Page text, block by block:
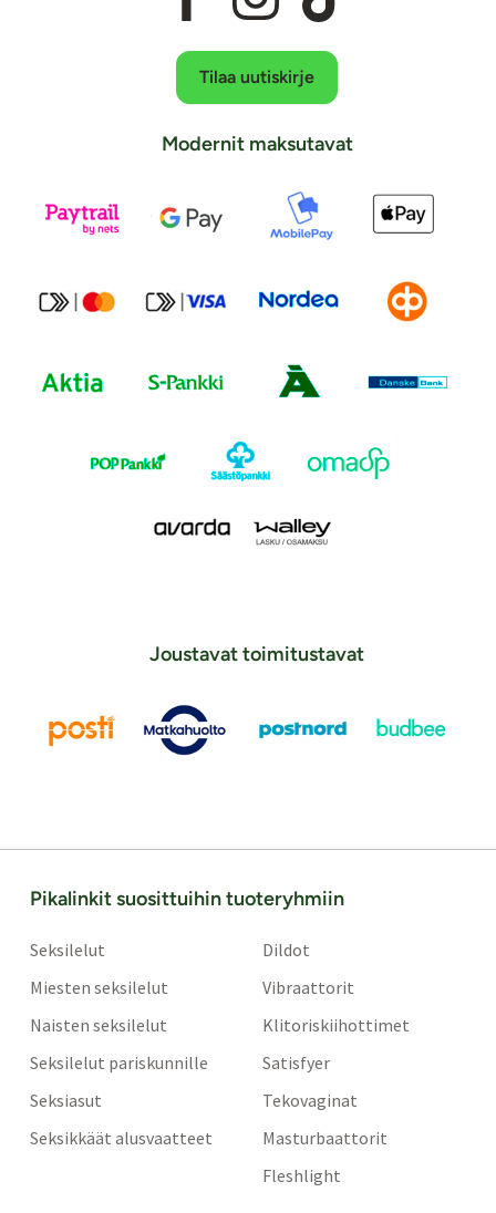
Tilaa uutiskirje
Modernit maksutavat
Joustavat toimitustavat
Pikalinkit suosittuihin tuoteryhmiin
Seksilelut
Miesten seksilelut
Naisten seksilelut
Seksilelut pariskunnille
Seksiasut
Seksikkäät alusvaatteet
Dildot
Vibraattorit
Klitoriskiihottimet
Satisfyer
Tekovaginat
Masturbaattorit
Fleshlight